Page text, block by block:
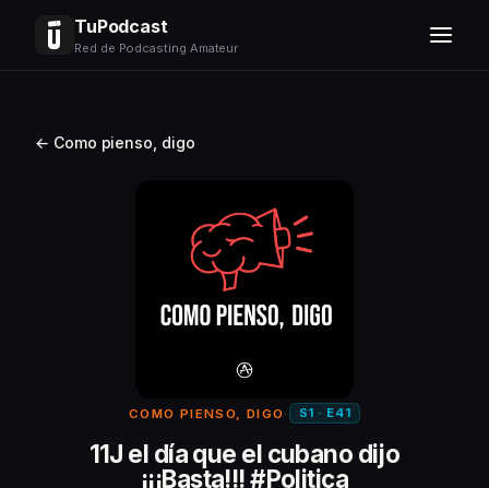
TuPodcast
Red de Podcasting Amateur
← Como pienso, digo
COMO PIENSO, DIGO · S1 · E41
11J el día que el cubano dijo
¡¡¡Basta!!! #Politica